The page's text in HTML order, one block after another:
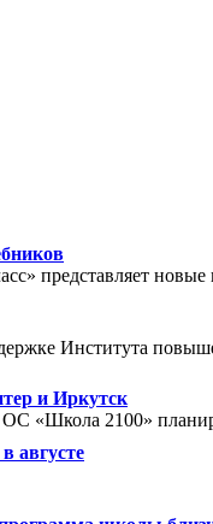
представляет
Института
и Иркутск
«Школа 2100»
августе